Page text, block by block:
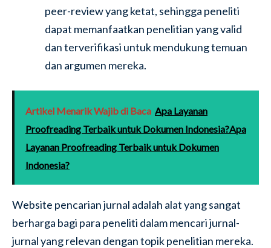
peer-review yang ketat, sehingga peneliti
dapat memanfaatkan penelitian yang valid
dan terverifikasi untuk mendukung temuan
dan argumen mereka.
Artikel Menarik Wajib di Baca Apa Layanan
Proofreading Terbaik untuk Dokumen Indonesia?Apa
Layanan Proofreading Terbaik untuk Dokumen
Indonesia?
Website pencarian jurnal adalah alat yang sangat
berharga bagi para peneliti dalam mencari jurnal-
jurnal yang relevan dengan topik penelitian mereka.